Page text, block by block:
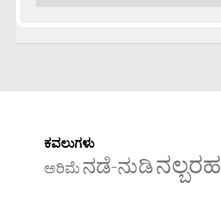
ಕವಲುಗಳು
ಅರಿಮೆನಡೆ-ನುಡಿನಲ್ಬರಹ